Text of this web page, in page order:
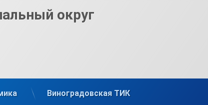
округ
Виноградовская ТИК